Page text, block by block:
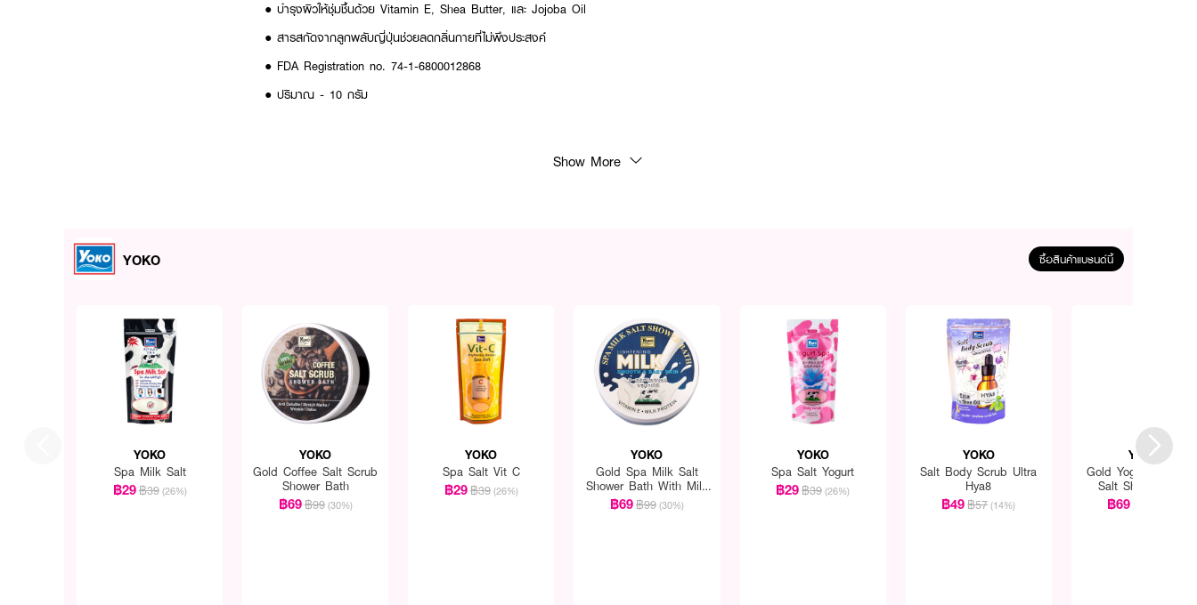
● บำรุงผิวให้ชุ่มชื้นด้วย Vitamin E, Shea Butter, และ Jojoba Oil
● สารสกัดจากลูกพลับญี่ปุ่นช่วยลดกลิ่นกายที่ไม่พึงประสงค์
● FDA Registration no. 74-1-6800012868
● ปริมาณ - 10 กรัม
Show More
YOKO ซื้อสินค้าแบรนด์นี้
YOKO
Spa Milk Salt
฿29฿39 (26%)
YOKO
Gold Coffee Salt Scrub
Shower Bath
฿69฿99 (30%)
YOKO
Spa Salt Vit C
฿29฿39 (26%)
YOKO
Gold Spa Milk Salt
Shower Bath With Milk
Protein & Vitamin E
฿69฿99 (30%)
YOKO
Spa Salt Yogurt
฿29฿39 (26%)
YOKO
Salt Body Scrub Ultra
Hya8
฿49฿57 (14%)
YOKO
Gold Yogurt Spa
Salt Shower Bath
฿69